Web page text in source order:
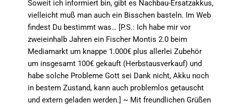
Soweit ich informiert bin, gibt es Nachbau-Ersatzakkus,
vielleicht muß man auch ein Bisschen basteln. Im Web
findest Du bestimmt was… [P.S.: Ich habe mir vor
zweieinhalb Jahren ein Fischer Montis 2.0 beim
Mediamarkt um knappe 1.000€ plus allerlei Zubehör
um insgesamt 100€ gekauft (Herbstausverkauf) und
habe solche Probleme Gott sei Dank nicht, Akku noch
in bestem Zustand, kann auch problemlos getauscht
und extern geladen werden.] ~ Mit freundlichen Grüßen